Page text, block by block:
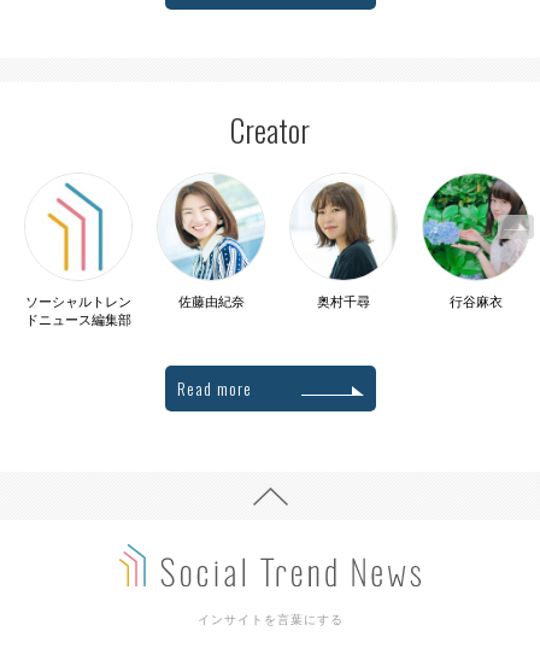
Creator
ソーシャルトレン
ドニュース編集部
佐藤由紀奈 奥村千尋 行谷麻衣
Read more
インサイトを言葉にする